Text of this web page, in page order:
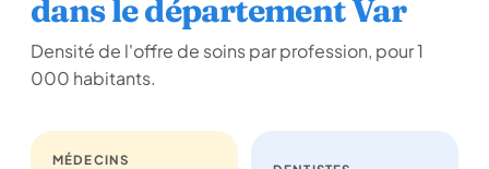
dans le département Var
Densité de l'offre de soins par profession, pour 1
000 habitants.
MÉDECINS